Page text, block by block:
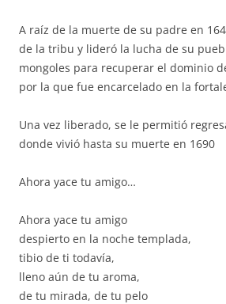
A raíz de la muerte de su padre en
de la tribu y lideró la lucha de su
mongoles para recuperar el dominio
por la que fue encarcelado en la
Una vez liberado, se le permitió
donde vivió hasta su muerte en 1690
Ahora yace tu amigo…
Ahora yace tu amigo
despierto en la noche templada,
tibio de ti todavía,
lleno aún de tu aroma,
de tu mirada, de tu pelo